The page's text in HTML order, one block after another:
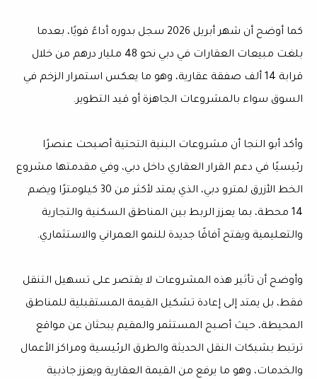
كما أوضح أن شهر أبريل 2026 سجل بدوره أداءً قويًا، بعدما
بلغت مبيعات العقارات في دبي نحو 48 مليار درهم من خلال
قرابة 14 ألف صفقة عقارية، وهو ما يعكس استمرار الزخم في
السوق سواء بالمشروعات الجاهزة أو قيد التطوير.
وأكد أبو النجا أن مشروعات البنية التحتية أصبحت عنصرًا
رئيسيًا في دعم القرار العقاري داخل دبي، وفي مقدمتها مشروع
الخط الأزرق لمترو دبي، الذي يمتد لأكثر من 30 كيلومترًا ويضم
14 محطة، بما يعزز الربط بين المناطق السكنية والتجارية
والتعليمية ويفتح آفاقًا جديدة للنمو العمراني والاستثماري.
وأوضح أن تأثير هذه المشروعات لا يقتصر على تسهيل التنقل
فقط، بل يمتد إلى إعادة تشكيل القيمة المستقبلية للمناطق
المحيطة، حيث أصبح المستثمر والمقيم يبحثان عن مواقع
ترتبط بشبكات النقل الحديثة والطرق الرئيسية ومراكز الأعمال
والخدمات، وهو ما يرفع من القيمة العقارية ويعزز جاذبية